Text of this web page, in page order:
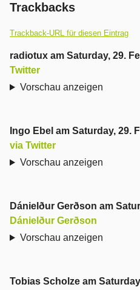
Trackbacks
Trackback-URL für diesen Eintrag
radiotux am Saturday, 29.
Twitter
Vorschau anzeigen
Ingo Ebel am Saturday, 29.
via Twitter
Vorschau anzeigen
Dánielður Gerðson am
Dánielður Gerðson
Vorschau anzeigen
Tobias Scholze am